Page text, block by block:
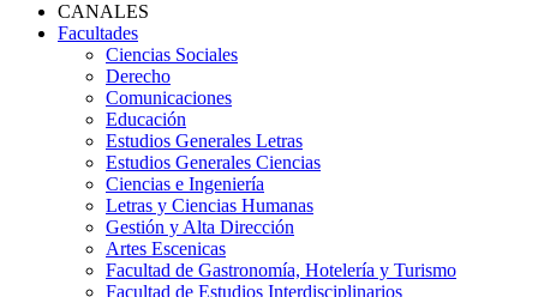
CANALES
Facultades
Ciencias Sociales
Derecho
Comunicaciones
Educación
Estudios Generales Letras
Estudios Generales Ciencias
Ciencias e Ingeniería
Letras y Ciencias Humanas
Gestión y Alta Dirección
Artes Escenicas
Facultad de Gastronomía, Hotelería y Turismo
Facultad de Estudios Interdisciplinarios